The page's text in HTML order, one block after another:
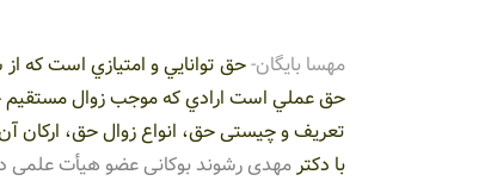
مهسا بایگان-حق توانايي و امتيازي است كه
حق عملي است ارادي كه موجب زوال
تعریف و چیستی حق، انواع زوال حق، ارکان
با دکترمهدی رشوند بوکانی عضو هیأت علمی